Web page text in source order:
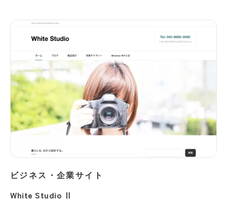
ビジネス・企業サイト
White Studio Ⅱ